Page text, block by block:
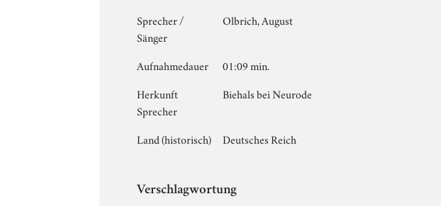
Sprecher /
Sänger
Olbrich, August
Aufnahmedauer
01:09 min.
Herkunft
Sprecher
Biehals bei Neurode
Land (historisch) Deutsches Reich
Verschlagwortung